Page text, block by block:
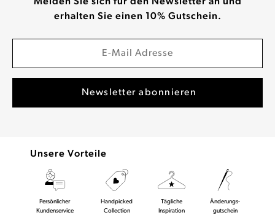
erhalten Sie einen 10% Gutschein.
Unsere Vorteile
Persönlicher
Kundenservice
Handpicked
Collection
Tägliche
Inspiration
Änderungs-
gutschein